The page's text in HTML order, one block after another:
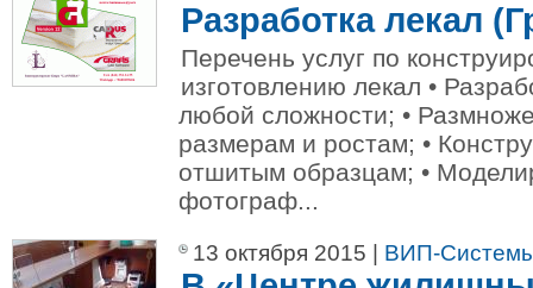
Разработка лекал
Перечень услуг по
изготовлению лекал •
любой сложности; •
размерам и ростам; •
отшитым образцам; •
фотограф...
13 октября 2015 | ВИП-